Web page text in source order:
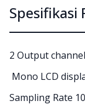
Spesifikasi
2 Output
Mono LCD
Sampling Rate